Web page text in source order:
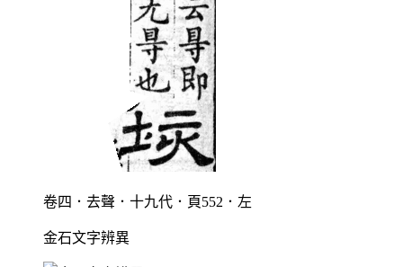
卷四．去聲．十九代．頁552．左
金石文字辨異